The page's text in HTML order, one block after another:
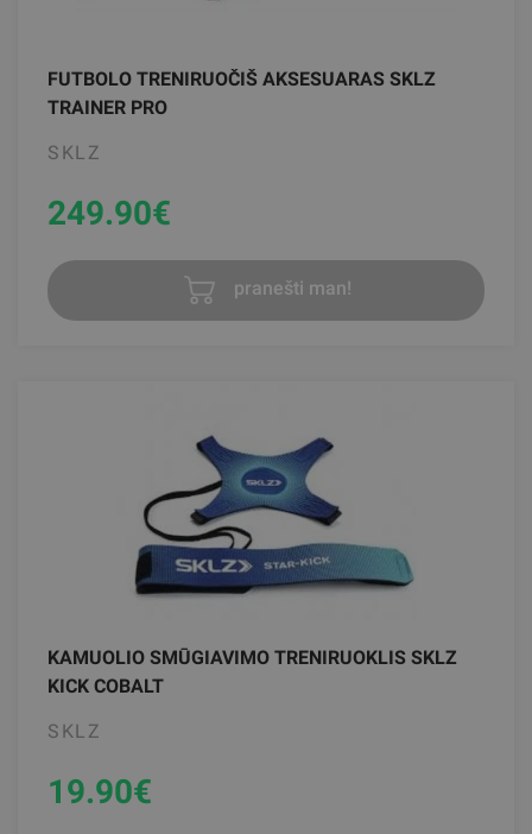
FUTBOLO TRENIRUOČIŠ AKSESUARAS SKLZ
TRAINER PRO
SKLZ
249.90€
pranešti man!
KAMUOLIO SMŪGIAVIMO TRENIRUOKLIS SKLZ
KICK COBALT
SKLZ
19.90€